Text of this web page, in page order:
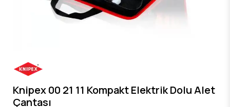
Knipex 00 21 11 Kompakt Elektrik Dolu Alet
Çantası